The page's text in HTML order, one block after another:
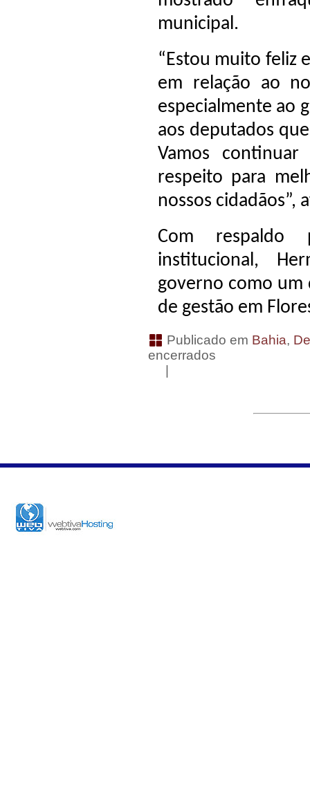
municipal.
“Estou muito feliz
em relação ao
especialmente ao
aos deputados
Vamos
respeito para
nossos
Com respaldo
institucional,
governo como um
de gestão em
Publicado em Bahia,
encerrados